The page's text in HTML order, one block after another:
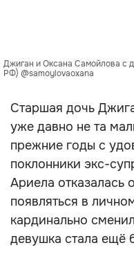
Джиган и Оксана Самойлова с
РФ) @samoylovaoxana
Старшая дочь
уже давно не та
прежние годы с
поклонники экс-
Ариела отказалась
появляться в
кардинально
девушка стала ещё